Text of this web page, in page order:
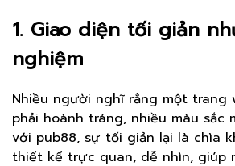
1. Giao diện tối giản
nghiệm
Nhiều người nghĩ rằng một trang
phải hoành tráng, nhiều màu sắc
với pub88, sự tối giản lại là chìa
thiết kế trực quan, dễ nhìn, giúp